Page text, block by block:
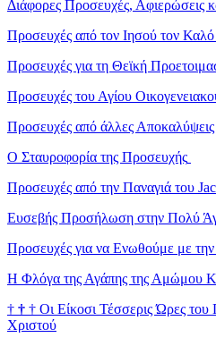
Διάφορες Προσευχές, Αφιερώσεις
Προσευχές από τον Ιησού τον
Προσευχές για τη Θεϊκή
Προσευχές του Αγίου
Προσευχές από άλλες Αποκαλύψεις
Ο Σταυροφορία της Προσευχής
Προσευχές από την Παναγιά του
Ευσεβής Προσήλωση στην Πολύ
Προσευχές για να Ενωθούμε με
Η Φλόγα της Αγάπης της Αμώμου
† † † Οι Είκοσι Τέσσερις Ώρες
Χριστού